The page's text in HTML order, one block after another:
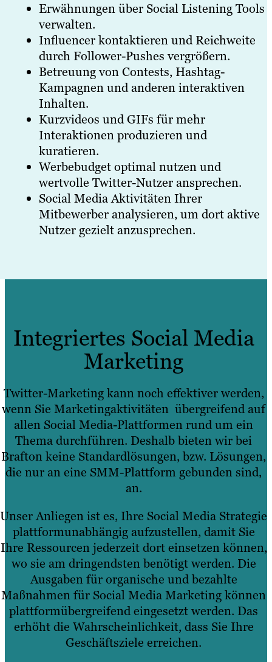
Erwähnungen über Social Listening Tools
verwalten.
Influencer kontaktieren und Reichweite
durch Follower-Pushes vergrößern.
Betreuung von Contests, Hashtag-
Kampagnen und anderen interaktiven
Inhalten.
Kurzvideos und GIFs für mehr
Interaktionen produzieren und
kuratieren.
Werbebudget optimal nutzen und
wertvolle Twitter-Nutzer ansprechen.
Social Media Aktivitäten Ihrer
Mitbewerber analysieren, um dort aktive
Nutzer gezielt anzusprechen.
Integriertes Social Media
Marketing
Twitter-Marketing kann noch effektiver werden,
wenn Sie Marketingaktivitäten übergreifend auf
allen Social Media-Plattformen rund um ein
Thema durchführen. Deshalb bieten wir bei
Brafton keine Standardlösungen, bzw. Lösungen,
die nur an eine SMM-Plattform gebunden sind,
an.
Unser Anliegen ist es, Ihre Social Media Strategie
plattformunabhängig aufzustellen, damit Sie
Ihre Ressourcen jederzeit dort einsetzen können,
wo sie am dringendsten benötigt werden. Die
Ausgaben für organische und bezahlte
Maßnahmen für Social Media Marketing können
plattformübergreifend eingesetzt werden. Das
erhöht die Wahrscheinlichkeit, dass Sie Ihre
Geschäftsziele erreichen.